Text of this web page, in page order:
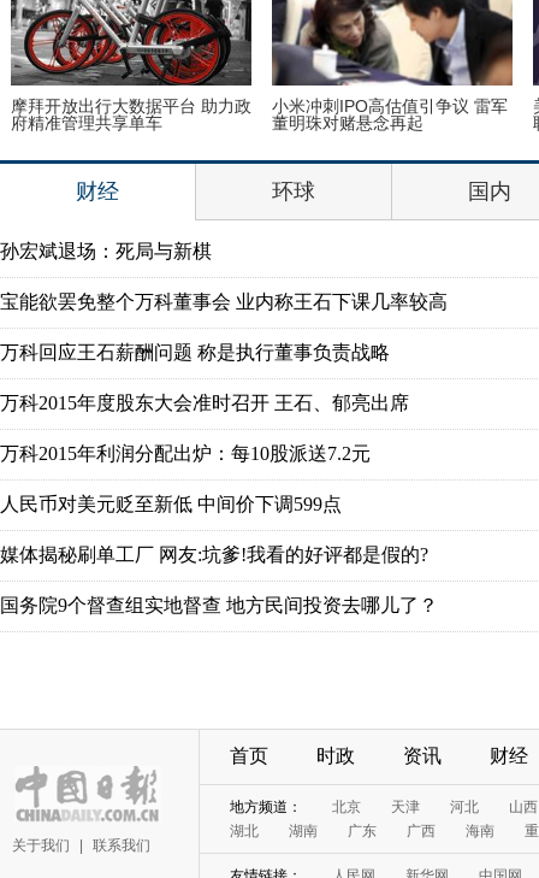
关于我们 联系我们
首页 时政 资讯 财经